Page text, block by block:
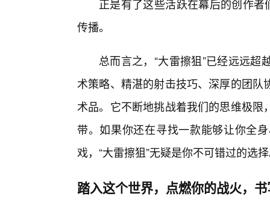
正是有了这些活跃在幕后的创作者
传播。
总而言之，“大雷擦狙”已经远远
术策略、精湛的射击技巧、深厚的团
术品。它不断地挑战着我们的思维极
带。如果你还在寻找一款能够让你全
戏，“大雷擦狙”无疑是你不可错过的选
踏入这个世界，点燃你的战火，